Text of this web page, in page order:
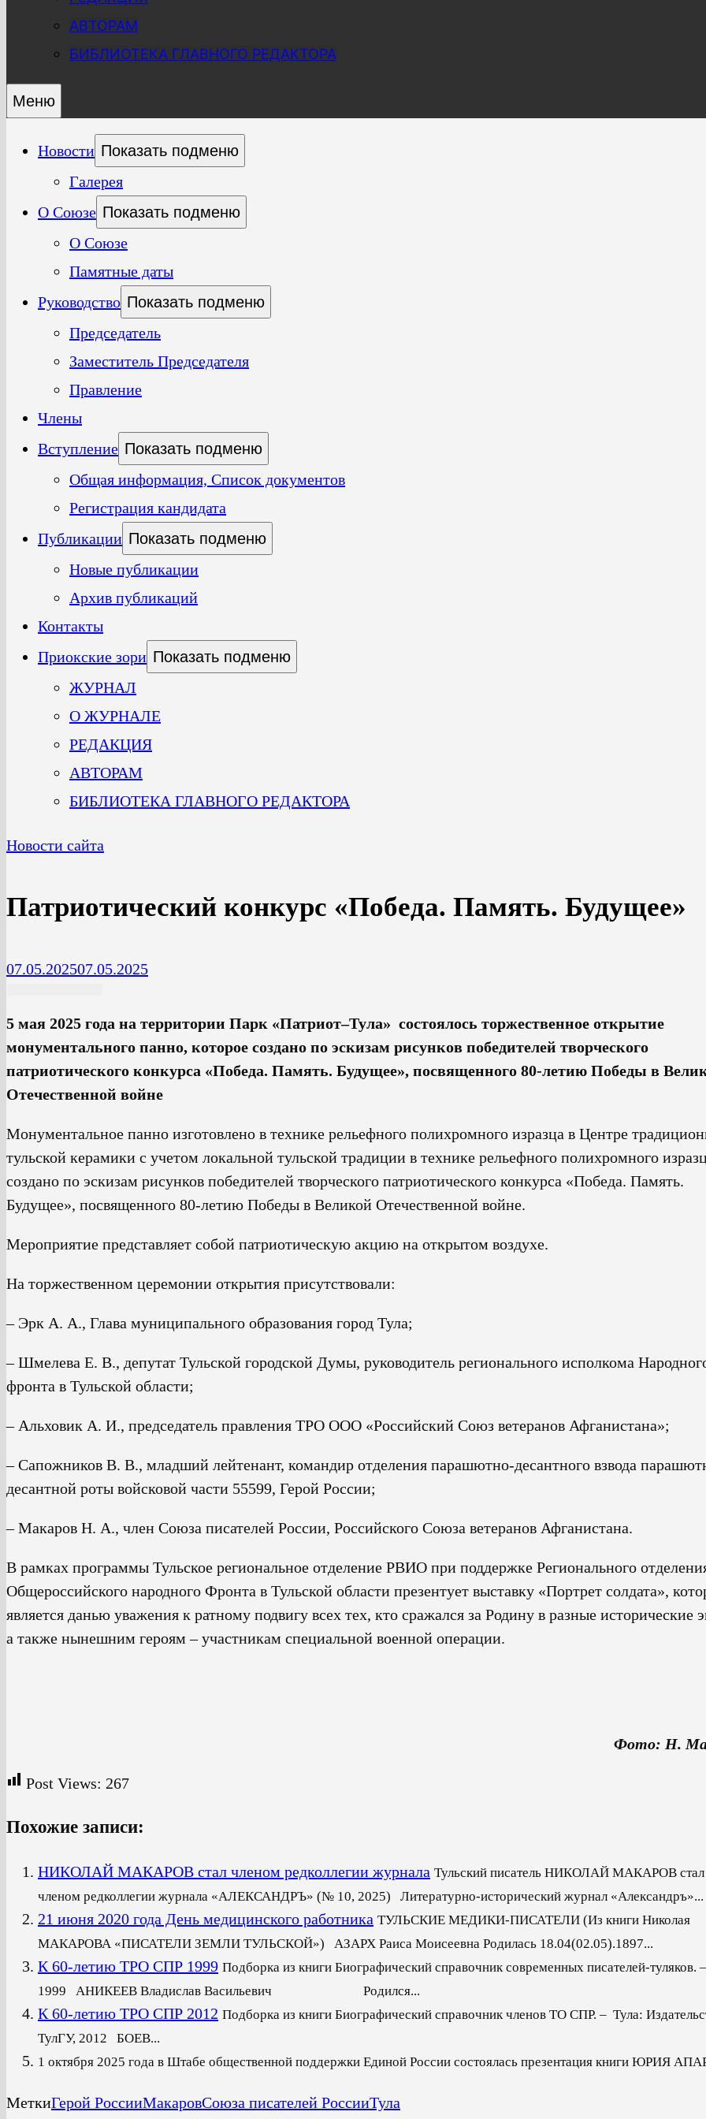
АВТОРАМ
БИБЛИОТЕКА ГЛАВНОГО РЕДАКТОРА
Меню
Новости Показать подменю
Галерея
О Союзе Показать подменю
О Союзе
Памятные даты
Руководство Показать подменю
Председатель
Заместитель Председателя
Правление
Члены
Вступление Показать подменю
Общая информация, Список документов
Регистрация кандидата
Публикации Показать подменю
Новые публикации
Архив публикаций
Контакты
Приокские зори Показать подменю
ЖУРНАЛ
О ЖУРНАЛЕ
РЕДАКЦИЯ
АВТОРАМ
БИБЛИОТЕКА ГЛАВНОГО РЕДАКТОРА
Новости сайта
Патриотический конкурс «Победа. Память. Будущее»
07.05.202507.05.2025
5 мая 2025 года на территории Парк «Патриот–Тула» состоялось торжественное открытие
монументального панно, которое создано по эскизам рисунков победителей творческого
патриотического конкурса «Победа. Память. Будущее», посвященного 80-летию Победы в
Отечественной войне
Монументальное панно изготовлено в технике рельефного полихромного изразца в Центре
тульской керамики с учетом локальной тульской традиции в технике рельефного полихромного
создано по эскизам рисунков победителей творческого патриотического конкурса «Победа. Память.
Будущее», посвященного 80-летию Победы в Великой Отечественной войне.
Мероприятие представляет собой патриотическую акцию на открытом воздухе.
На торжественном церемонии открытия присутствовали:
– Эрк А. А., Глава муниципального образования город Тула;
– Шмелева Е. В., депутат Тульской городской Думы, руководитель регионального исполкома
фронта в Тульской области;
– Альховик А. И., председатель правления ТРО ООО «Российский Союз ветеранов Афганистана»;
– Сапожников В. В., младший лейтенант, командир отделения парашютно-десантного взвода
десантной роты войсковой части 55599, Герой России;
– Макаров Н. А., член Союза писателей России, Российского Союза ветеранов Афганистана.
В рамках программы Тульское региональное отделение РВИО при поддержке Регионального
Общероссийского народного Фронта в Тульской области презентует выставку «Портрет солдата»,
является данью уважения к ратному подвигу всех тех, кто сражался за Родину в разные исторические
а также нынешним героям – участникам специальной военной операции.
Фото: Н.
Post Views: 267
Похожие записи:
НИКОЛАЙ МАКАРОВ стал членом редколлегии журнала Тульский писатель НИКОЛАЙ МАКАРОВ стал
членом редколлегии журнала «АЛЕКСАНДРЪ» (№ 10, 2025) Литературно-исторический журнал «Александръ»...
21 июня 2020 года День медицинского работника ТУЛЬСКИЕ МЕДИКИ-ПИСАТЕЛИ (Из книги Николая
МАКАРОВА «ПИСАТЕЛИ ЗЕМЛИ ТУЛЬСКОЙ») АЗАРХ Раиса Моисеевна Родилась 18.04(02.05).1897...
К 60-летию ТРО СПР 1999 Подборка из книги Биографический справочник современных писателей-туляков.
1999 АНИКЕЕВ Владислав Васильевич Родился...
К 60-летию ТРО СПР 2012 Подборка из книги Биографический справочник членов ТО СПР. – Тула:
ТулГУ, 2012 БОЕВ...
1 октября 2025 года в Штабе общественной поддержки Единой России состоялась презентация книги ЮРИЯ
МеткиГерой РоссииМакаровСоюза писателей РоссииТула